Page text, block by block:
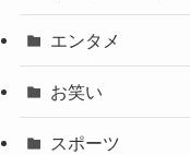
エンタメ
お笑い
スポーツ